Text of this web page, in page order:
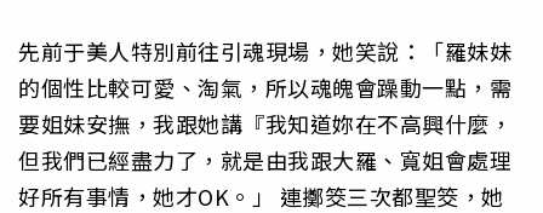
先前于美人特別前往引魂現場，她笑說：「羅妹妹
的個性比較可愛、淘氣，所以魂魄會躁動一點，需
要姐妹安撫，我跟她講『我知道妳在不高興什麼，
但我們已經盡力了，就是由我跟大羅、寬姐會處理
好所有事情，她才OK。」 連擲筊三次都聖筊，她